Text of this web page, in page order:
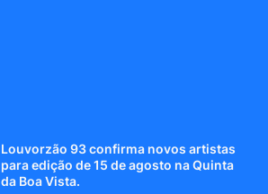
Louvorzão 93 confirma novos artistas
para edição de 15 de agosto na Quinta
da Boa Vista.